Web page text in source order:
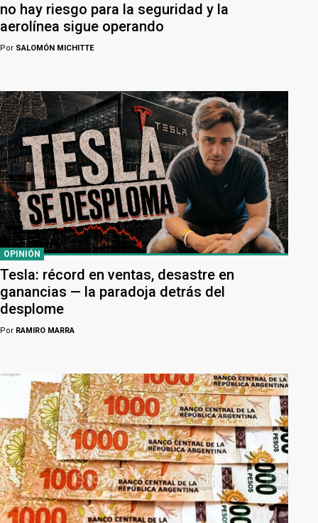
no hay riesgo para la seguridad y la
aerolínea sigue operando
Por SALOMÓN MICHITTE
OPINIÓN
Tesla: récord en ventas, desastre en
ganancias — la paradoja detrás del
desplome
Por RAMIRO MARRA